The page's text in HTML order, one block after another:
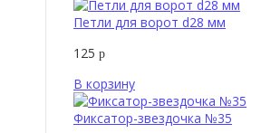
Петли для ворот d28 мм
125 р
В корзину
Фиксатор-звездочка №35